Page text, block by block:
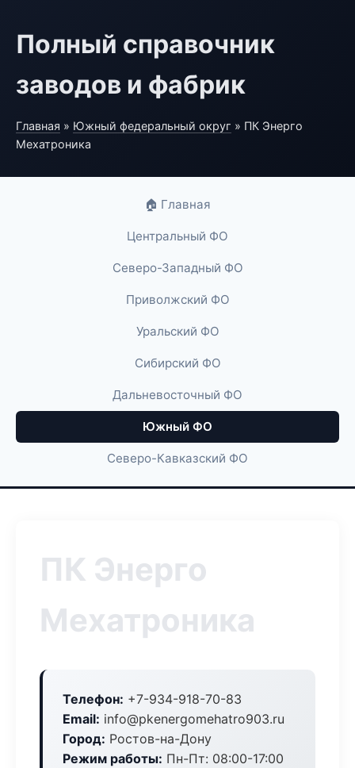
Полный справочник
заводов и фабрик
Главная » Южный федеральный округ » ПК Энерго
Мехатроника
🏠 Главная
Центральный ФО
Северо-Западный ФО
Приволжский ФО
Уральский ФО
Сибирский ФО
Дальневосточный ФО
Южный ФО
Северо-Кавказский ФО
ПК Энерго
Мехатроника
Телефон: +7-934-918-70-83
Email: info@pkenergomehatro903.ru
Город: Ростов-на-Дону
Режим работы: Пн-Пт: 08:00-17:00